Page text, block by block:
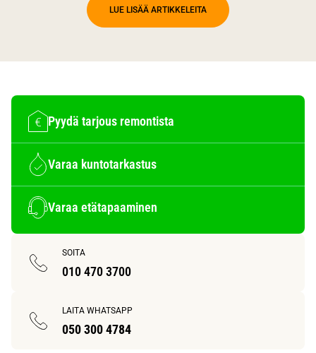
LUE LISÄÄ ARTIKKELEITA
Pyydä tarjous remontista
Varaa kuntotarkastus
Varaa etätapaaminen
SOITA
010 470 3700
LAITA WHATSAPP
050 300 4784